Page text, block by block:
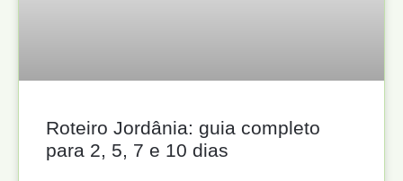
Roteiro Jordânia: guia completo
para 2, 5, 7 e 10 dias